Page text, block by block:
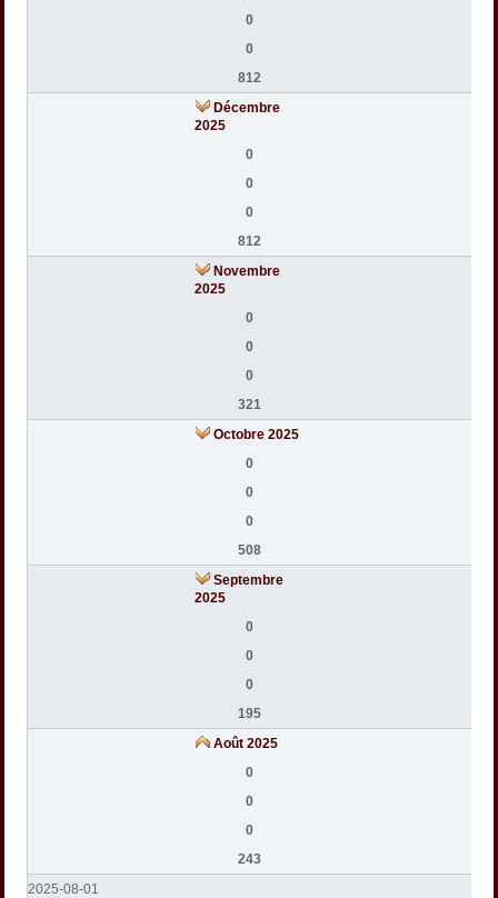
0
0
812
Décembre
2025
0
0
0
812
Novembre
2025
0
0
0
321
Octobre 2025
0
0
0
508
Septembre
2025
0
0
0
195
Août 2025
0
0
0
243
2025-08-01